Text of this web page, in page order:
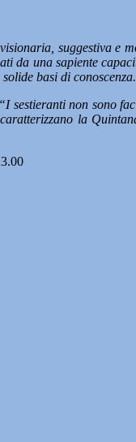
suggestiva e
una sapiente
basi di conoscenza.
“I sestieranti non sono
la